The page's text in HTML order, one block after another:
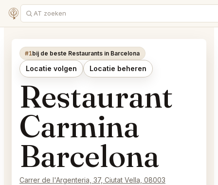
#1bij de beste Restaurants in Barcelona
Locatie volgen Locatie beheren
Restaurant
Carmina
Barcelona
Carrer de l'Argenteria, 37, Ciutat Vella, 08003